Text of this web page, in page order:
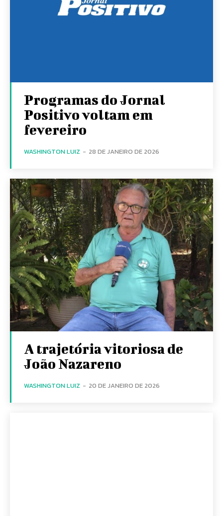
Programas do Jornal
Positivo voltam em
fevereiro
WASHINGTON LUIZ - 28 DE JANEIRO DE 2026
A trajetória vitoriosa de
João Nazareno
WASHINGTON LUIZ - 20 DE JANEIRO DE 2026